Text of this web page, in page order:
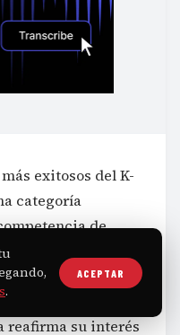
exitosos del K-
categoría
de
aparte,
en
del Año o
reafirma su interés
.
ACEPTAR